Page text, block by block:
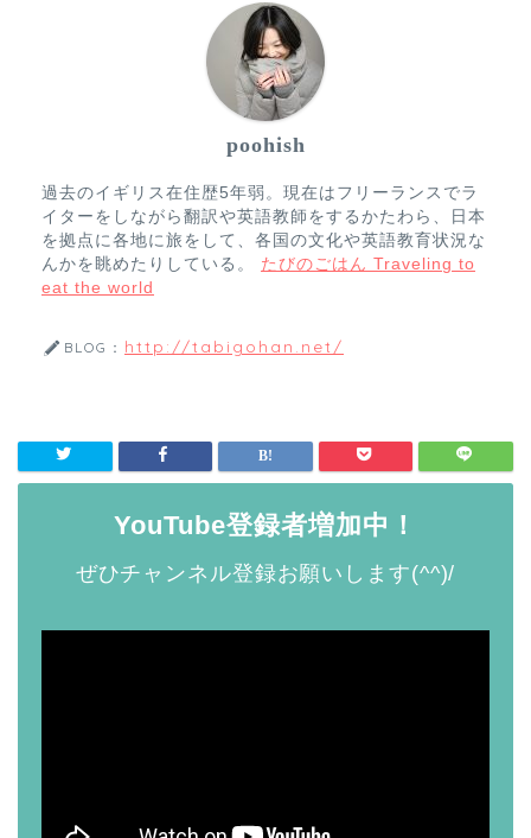
poohish
過去のイギリス在住歴5年弱。現在はフリーランスでラ
イターをしながら翻訳や英語教師をするかたわら、日本
を拠点に各地に旅をして、各国の文化や英語教育状況な
んかを眺めたりしている。 たびのごはん Traveling to
eat the world
BLOG： http://tabigohan.net/
YouTube登録者増加中！
ぜひチャンネル登録お願いします(^^)/